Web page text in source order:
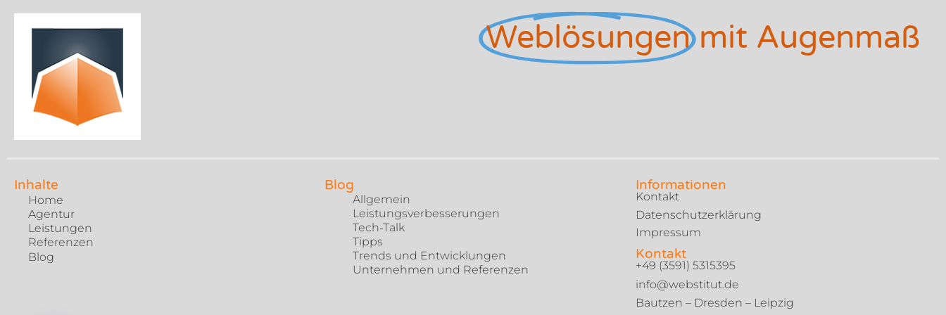
Weblösungen mit Augenmaß
Inhalte
Home
Agentur
Leistungen
Referenzen
Blog
Blog
Allgemein
Leistungsverbesserungen
Tech-Talk
Tipps
Trends und Entwicklungen
Unternehmen und Referenzen
Informationen
Kontakt
Datenschutzerklärung
Impressum
Kontakt
+49 (3591) 5315395
info@webstitut.de
Bautzen – Dresden – Leipzig